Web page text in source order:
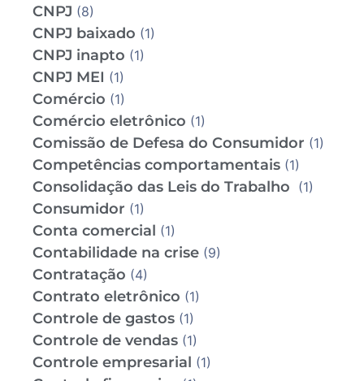
CNPJ (8)
CNPJ baixado (1)
CNPJ inapto (1)
CNPJ MEI (1)
Comércio (1)
Comércio eletrônico (1)
Comissão de Defesa do Consumidor (1)
Competências comportamentais (1)
Consolidação das Leis do Trabalho (1)
Consumidor (1)
Conta comercial (1)
Contabilidade na crise (9)
Contratação (4)
Contrato eletrônico (1)
Controle de gastos (1)
Controle de vendas (1)
Controle empresarial (1)